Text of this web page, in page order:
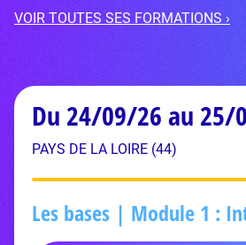
VOIR TOUTES SES FORMATIONS ›
Du 24/09/26 au 25/
PAYS DE LA LOIRE (44)
Les bases | Module 1 :